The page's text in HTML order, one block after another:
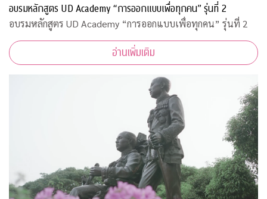
อบรมหลักสูตร UD Academy “การออกแบบเพื่อทุกคน” รุ่นที่ 2
อบรมหลักสูตร UD Academy “การออกแบบเพื่อทุกคน” รุ่นที่ 2
อ่านเพิ่มเติม